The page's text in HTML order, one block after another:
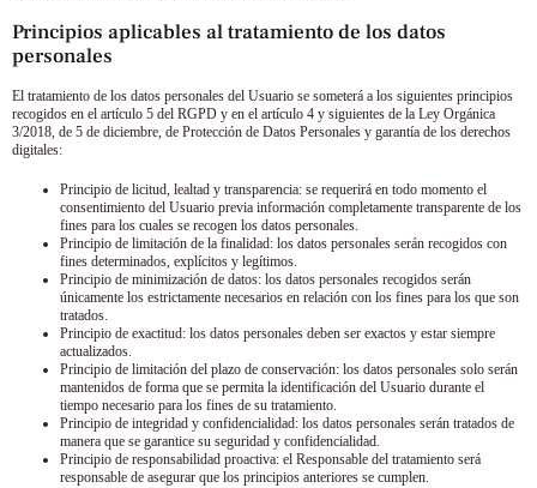
Principios aplicables al tratamiento de los datos
personales
El tratamiento de los datos personales del Usuario se someterá a los siguientes principios
recogidos en el artículo 5 del RGPD y en el artículo 4 y siguientes de la Ley Orgánica
3/2018, de 5 de diciembre, de Protección de Datos Personales y garantía de los derechos
digitales:
Principio de licitud, lealtad y transparencia: se requerirá en todo momento el
consentimiento del Usuario previa información completamente transparente de los
fines para los cuales se recogen los datos personales.
Principio de limitación de la finalidad: los datos personales serán recogidos con
fines determinados, explícitos y legítimos.
Principio de minimización de datos: los datos personales recogidos serán
únicamente los estrictamente necesarios en relación con los fines para los que son
tratados.
Principio de exactitud: los datos personales deben ser exactos y estar siempre
actualizados.
Principio de limitación del plazo de conservación: los datos personales solo serán
mantenidos de forma que se permita la identificación del Usuario durante el
tiempo necesario para los fines de su tratamiento.
Principio de integridad y confidencialidad: los datos personales serán tratados de
manera que se garantice su seguridad y confidencialidad.
Principio de responsabilidad proactiva: el Responsable del tratamiento será
responsable de asegurar que los principios anteriores se cumplen.